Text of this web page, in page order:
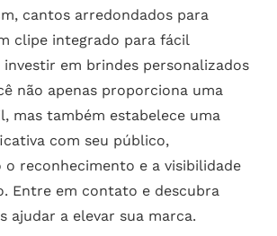
cantos arredondados para
clipe integrado para fácil
em brindes personalizados
não apenas proporciona uma
mas também estabelece uma
com seu público,
o reconhecimento e a visibilidade
Entre em contato e descubra
ajudar a elevar sua marca.